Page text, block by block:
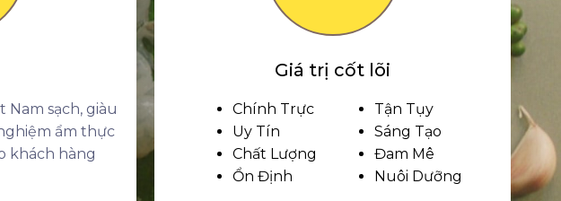
Nam sạch, giàu
ẩm thực
khách hàng
Giá trị cốt lõi
Chính Trực
Uy Tín
Chất Lượng
Ổn Định
Tận Tụy
Sáng Tạo
Đam Mê
Nuôi Dưỡng